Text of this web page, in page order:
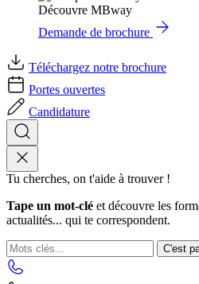
Découvre MBway
Demande de brochure
Téléchargez notre brochure
Portes ouvertes
Candidature
Tu cherches, on t'aide à trouver !
Tape un mot-clé et découvre les
actualités... qui te correspondent.
C'est